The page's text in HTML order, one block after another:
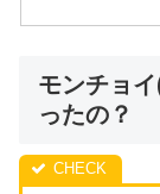
モンチョ
ったの？